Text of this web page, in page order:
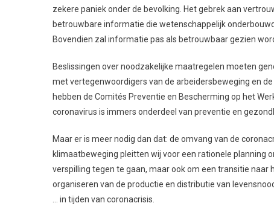
zekere paniek onder de bevolking. Het gebrek aan
betrouwbare informatie die wetenschappelijk
Bovendien zal informatie pas als betrouwbaar gezien
Beslissingen over noodzakelijke maatregelen moeten
met vertegenwoordigers van de arbeidersbeweging en
hebben de Comités Preventie en Bescherming op het
coronavirus is immers onderdeel van preventie en
Maar er is meer nodig dan dat: de omvang van de
klimaatbeweging pleitten wij voor een rationele planning
verspilling tegen te gaan, maar ook om een transitie
organiseren van de productie en distributie van
… in tijden van coronacrisis.